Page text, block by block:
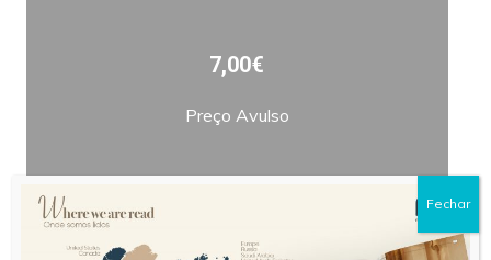
7,00€
Preço Avulso
Fechar